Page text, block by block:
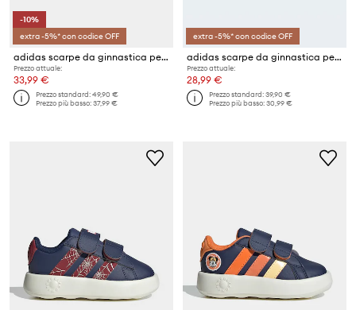
-10%
extra -5%* con codice OFF
adidas scarpe da ginnastica per bambini GRAND COURT SPIDER-MAN
Prezzo attuale:
33,99 €
Prezzo standard:49,90 €
Prezzo più basso:37,99 €
extra -5%* con codice OFF
adidas scarpe da ginnastica per bambini GRAND COURT 3.0
Prezzo attuale:
28,99 €
Prezzo standard:39,90 €
Prezzo più basso:30,99 €